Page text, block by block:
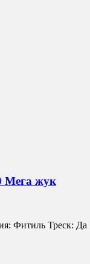
Мега жук
Фитиль Треск: